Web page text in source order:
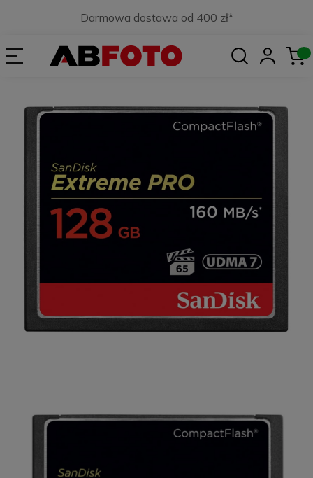
Darmowa dostawa od 400 zł*